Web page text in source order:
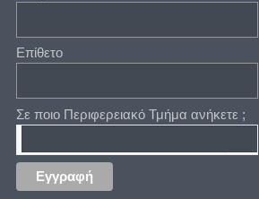
Επίθετο
Σε ποιο Περιφερειακό Τμήμα ανήκετε ;